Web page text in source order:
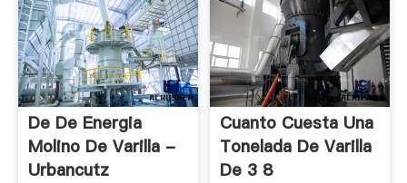
De De Energia
Molino De Varilla -
Urbancutz
Cuanto Cuesta Una
Tonelada De Varilla
De 3 8